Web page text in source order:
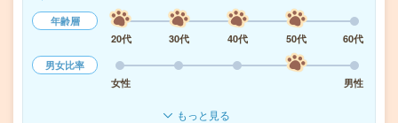
年齢層
20代
30代 40代 50代
60代
男女比率
女性
男性
もっと見る